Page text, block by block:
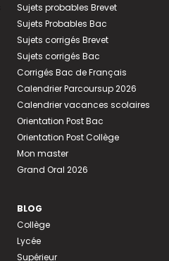
Sujets probables Brevet
Sujets Probables Bac
Sujets corrigés Brevet
Sujets corrigés Bac
Corrigés Bac de Français
Calendrier Parcoursup 2026
Calendrier vacances scolaires
Orientation Post Bac
Orientation Post Collège
Mon master
Grand Oral 2026
BLOG
Collège
Lycée
Supérieur